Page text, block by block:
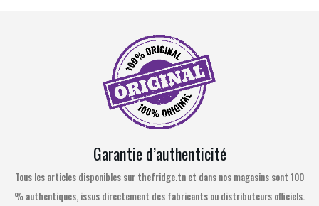
Garantie d’authenticité
Tous les articles disponibles sur thefridge.tn et dans nos magasins sont 100
% authentiques, issus directement des fabricants ou distributeurs officiels.